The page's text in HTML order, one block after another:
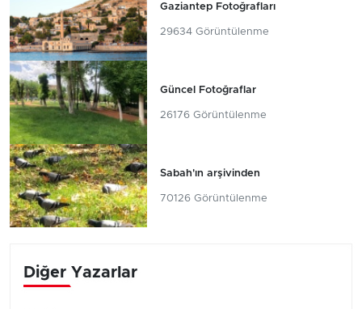
Gaziantep Fotoğrafları
29634 Görüntülenme
Güncel Fotoğraflar
26176 Görüntülenme
Sabah'ın arşivinden
70126 Görüntülenme
Diğer Yazarlar